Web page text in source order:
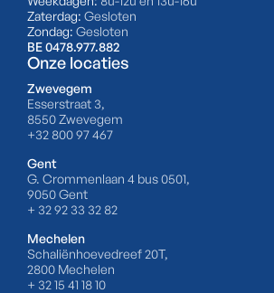
Zaterdag: Gesloten
Zondag: Gesloten
BE 0478.977.882
Onze locaties
Zwevegem
Esserstraat 3,
8550 Zwevegem
+32 800 97 467
Gent
G. Crommenlaan 4 bus 0501,
9050 Gent
+ 32 92 33 32 82
Mechelen
Schaliënhoevedreef 20T,
2800 Mechelen
+ 32 15 41 18 10